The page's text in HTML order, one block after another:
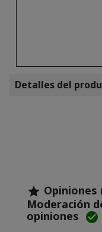
Detalles del
 Opiniones
Moderación
opiniones 